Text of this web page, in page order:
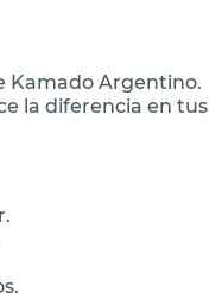
Kamado Argentino.
la diferencia en tus